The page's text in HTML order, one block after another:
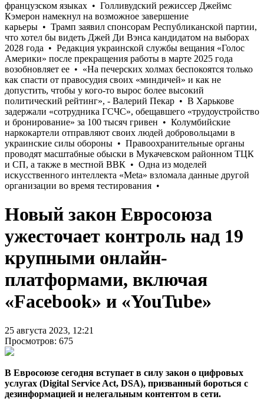
Новый закон Евросоюза
ужесточает контроль над 19
крупными онлайн-
платформами, включая
«Facebook» и «YouTube»
25 августа 2023, 12:21
Просмотров: 675
В Евросоюзе сегодня вступает в силу закон о цифровых
услугах (Digital Service Act, DSA), призванный бороться с
дезинформацией и нелегальным контентом в сети.